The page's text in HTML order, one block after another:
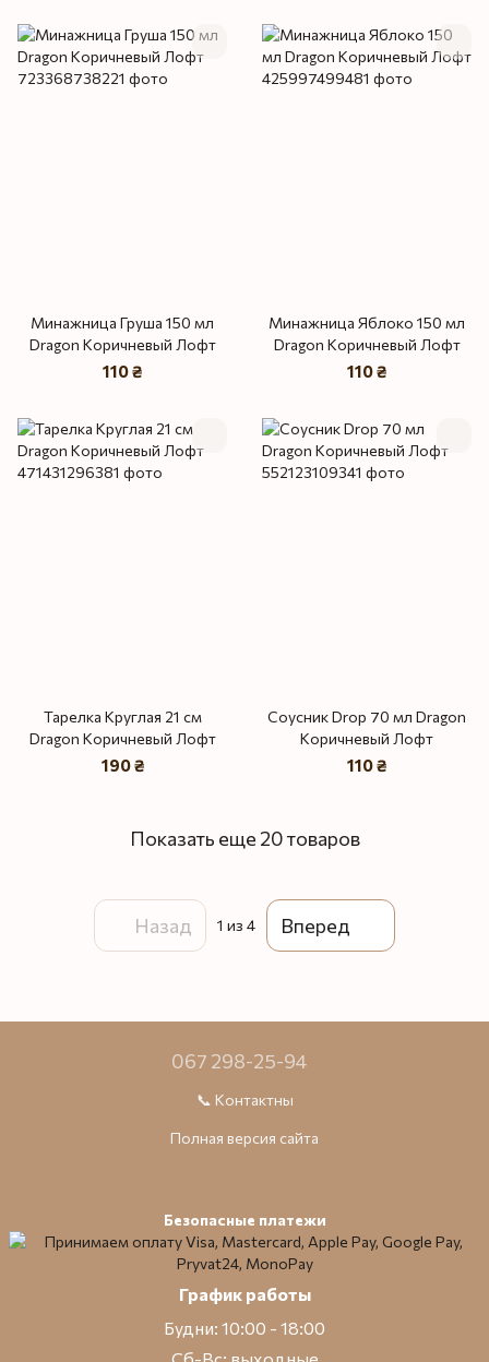
Минажница Груша 150 мл
Dragon Коричневый Лофт
110 ₴
Минажница Яблоко 150 мл
Dragon Коричневый Лофт
110 ₴
Тарелка Круглая 21 см
Dragon Коричневый Лофт
190 ₴
Соусник Drop 70 мл Dragon
Коричневый Лофт
110 ₴
Показать еще 20 товаров
Назад 1 из 4 Вперед
067 298-25-94
📞 Контактны
Полная версия сайта
Безопасные платежи
График работы
Будни: 10:00 - 18:00